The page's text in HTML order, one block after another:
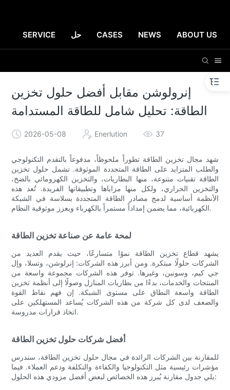
SERVICE حل CASES NEWS ABOUT US
إنرولوشن مقابل أفضل حلول تخزين
الطاقة: تحليل شامل للطاقة المستدامة
2026-05-08 Enerlution 37
شهد مجال تخزين الطاقة تطوراً ملحوظاً، مدفوعاً بالتقدم التكنولوجي
والطلب المتزايد على الطاقة المتجددة الموثوقة. تشمل حلول تخزين
الطاقة تقنيات متنوعة، منها البطاريات، والتخزين الكهرومائي بالضخ،
والتخزين الحراري، ولكل منها مزاياها وتطبيقاتها الفريدة. تُعد هذه
الأنظمة أساسية لدمج مصادر الطاقة المتجددة بسلاسة في الشبكة
الكهربائية، مما يضمن إمداداً مستمراً بالكهرباء ويعزز موثوقية النظام.
لمحة عامة عن صناعة تخزين الطاقة
يشهد قطاع تخزين الطاقة نموًا متسارعًا، حيث يقدم العديد من
الشركات حلولًا مبتكرة. ومن أبرز هذه الشركات: إنرلوشن، وتسلا، وإل
جي كيم، وسونين، وغيرها. توفر هذه الشركات مجموعة واسعة من
المنتجات والخدمات، بدءًا من بطاريات المنازل وصولًا إلى أنظمة تخزين
الطاقة واسعة النطاق على مستوى الشبكة. إن فهم نقاط القوة
والضعف لدى كل شركة من هذه الشركات يُساعد المستهلكين على
اتخاذ قرارات مدروسة.
أفضل شركات حلول تخزين الطاقة
للمقارنة بين الشركات الرائدة في مجال حلول تخزين الطاقة، سندرس
مؤشرات رئيسية مثل التكنولوجيا والكفاءة والتكلفة ودعم العملاء. فيما
يلي جدول مقارنة يُبرز هذه الخصائص لبعض أفضل مزودي هذه الحلول: